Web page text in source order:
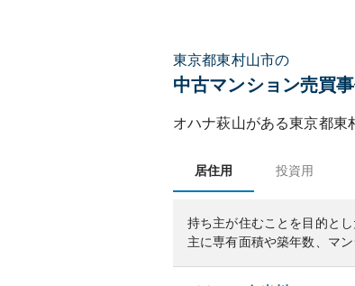
東京都東村山市の
中古マンション売買
オハナ萩山がある東京都東
居住用 投資用
持ち主が住むことを目的とし
主に専有面積や築年数、マ